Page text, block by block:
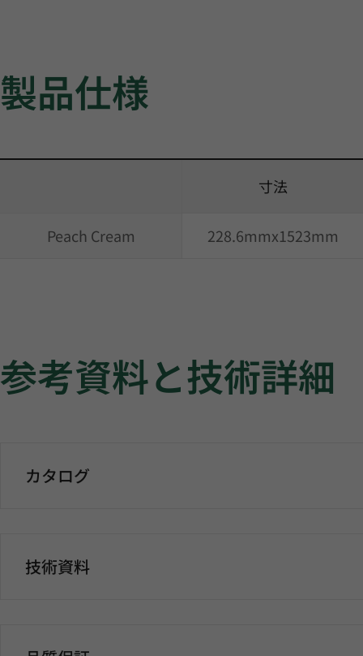
製品仕様
寸法
Peach Cream 228.6mmx1523mm
参考資料と技術詳細
カタログ
技術資料